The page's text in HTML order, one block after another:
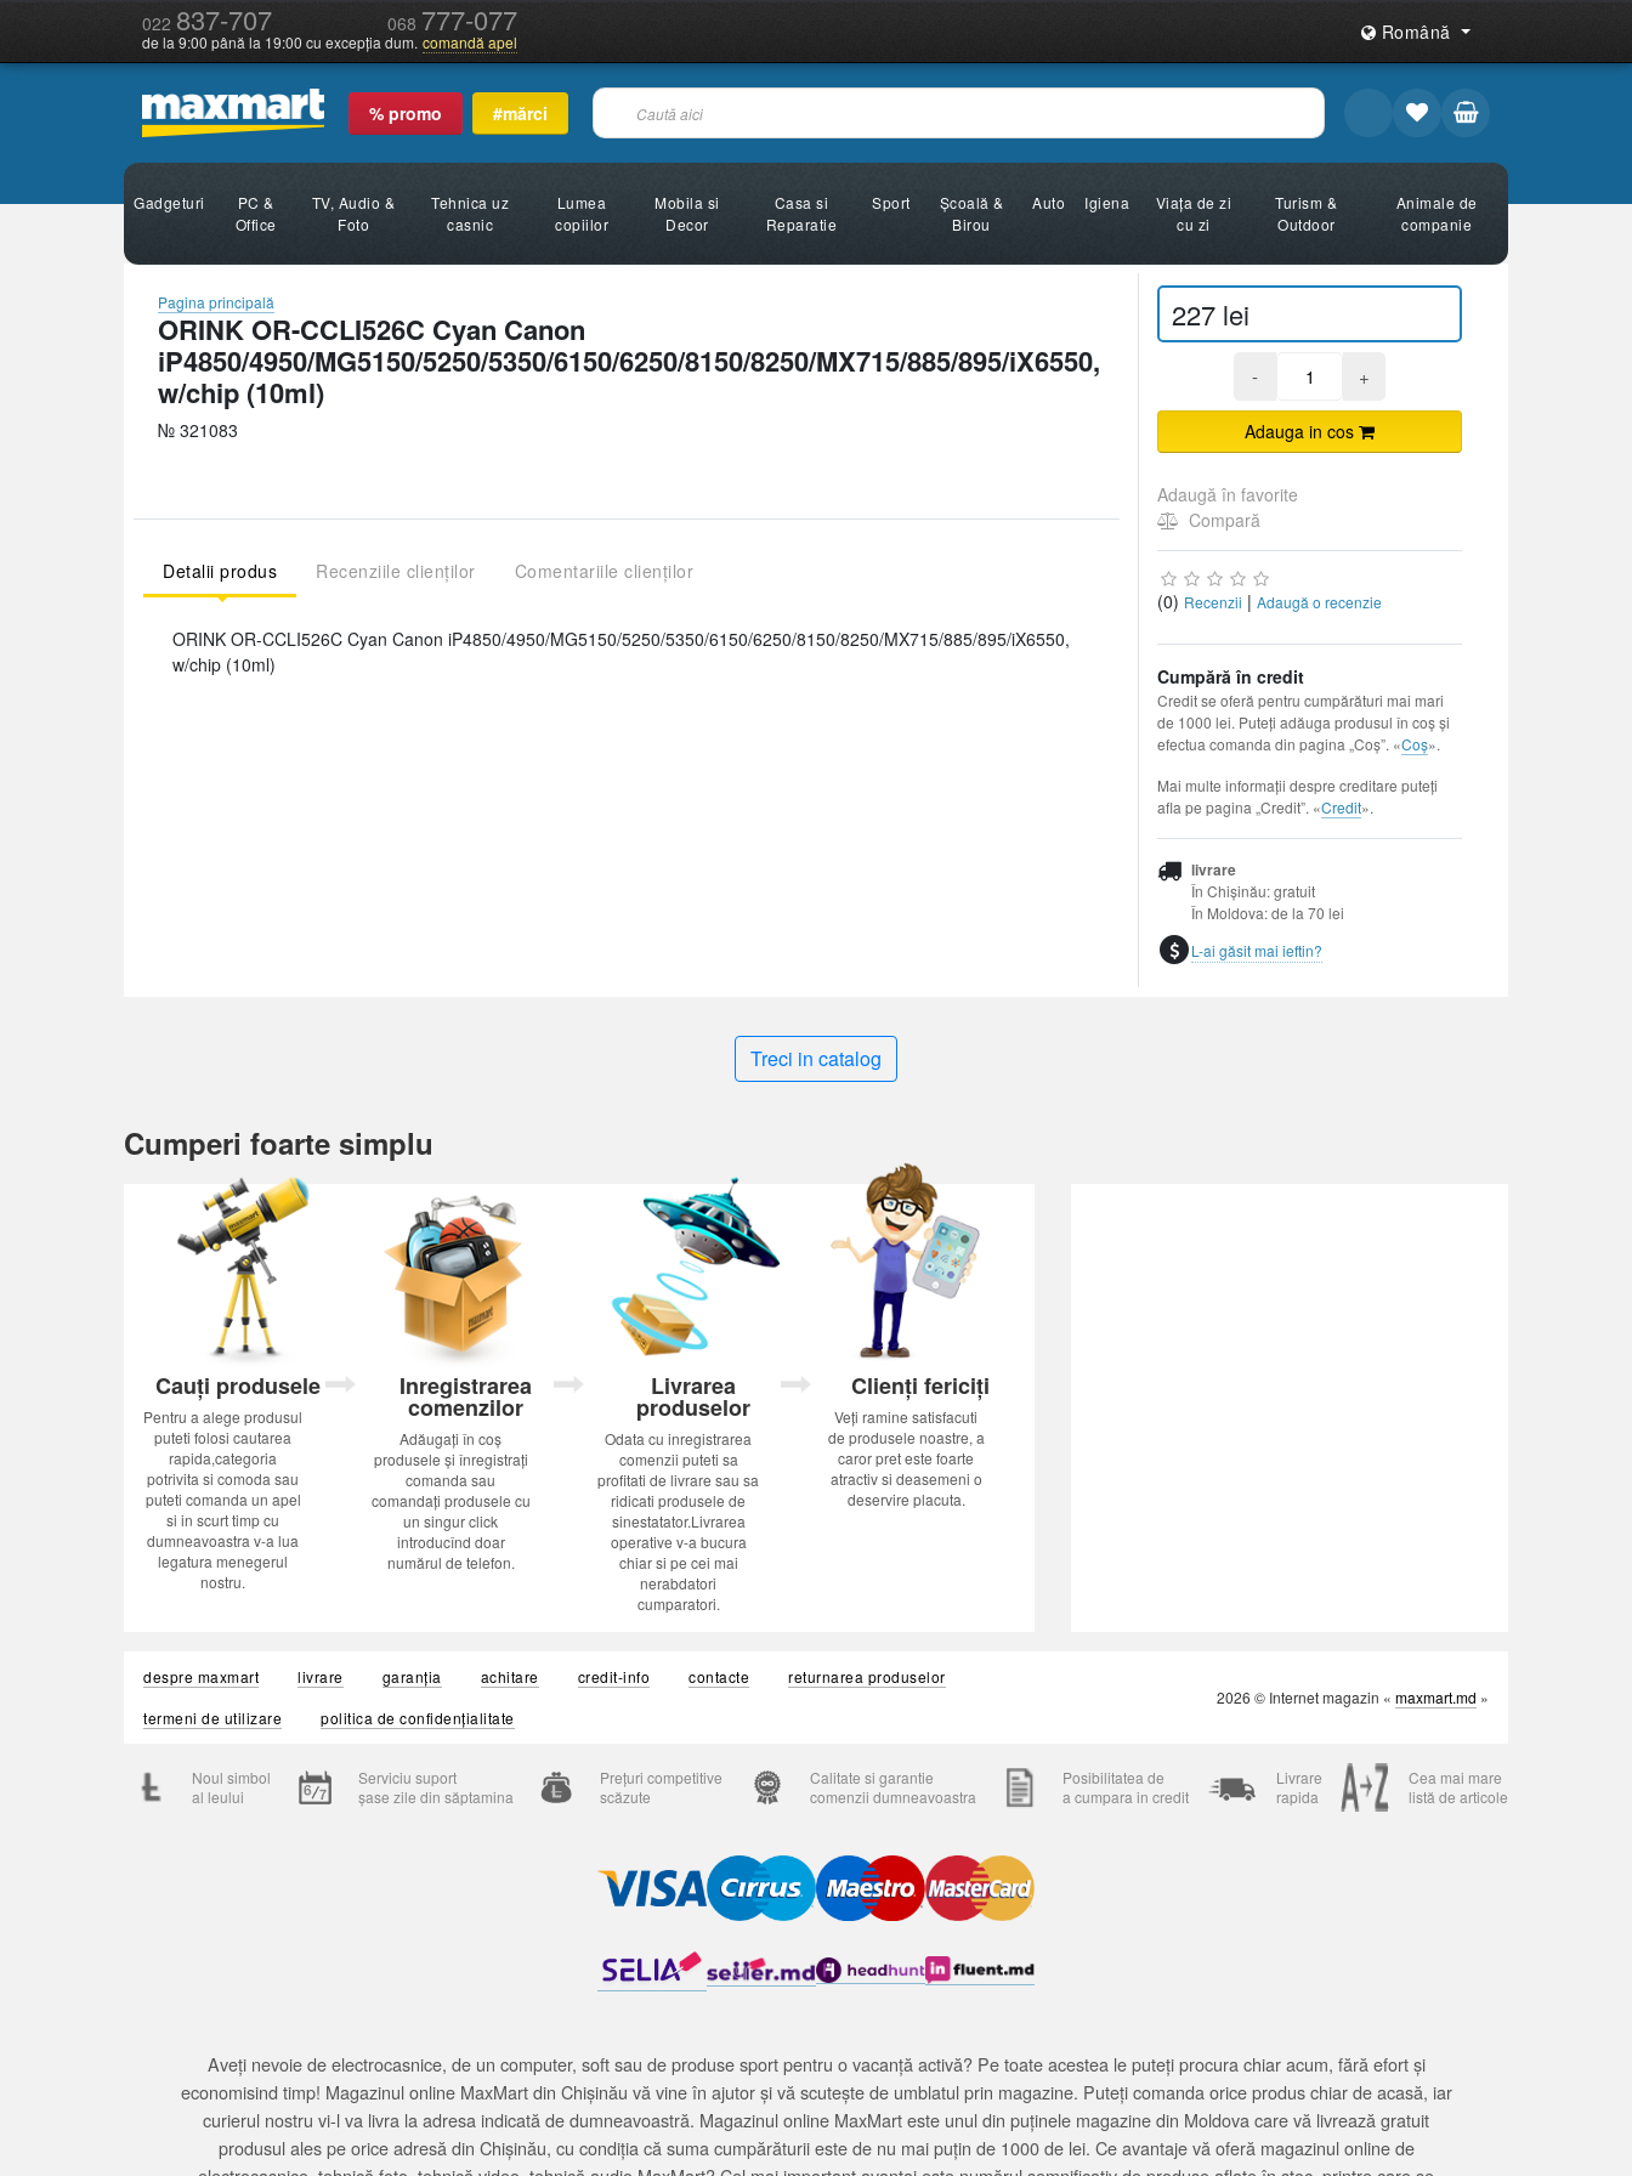
022 837-707 068 777-077
de la 9:00 până la 19:00 cu excepția dum. comandă apel Română
% promo #mărci
Gadgeturi
PC &
Office
TV, Audio &
Foto
Tehnica uz
casnic
Lumea
copiilor
Mobila si
Decor
Casa si
Reparatie
Sport
Şcoală &
Birou
Auto Igiena
Viața de zi
cu zi
Turism &
Outdoor
Animale de
companie
Pagina principală
ORINK OR-CCLI526C Cyan Canon
iP4850/4950/MG5150/5250/5350/6150/6250/8150/8250/MX715/885/895/iX6550,
w/chip (10ml)
№ 321083
Detalii produs Recenziile clienților Comentariile clienților
ORINK OR-CCLI526C Cyan Canon iP4850/4950/MG5150/5250/5350/6150/6250/8150/8250/MX715/885/895/iX6550,
w/chip (10ml)
227 lei
- +
Adauga in cos
Adaugă în favorite
Compară
(0) Recenzii | Adaugă o recenzie
Cumpără în credit
Credit se oferă pentru cumpărături mai mari
de 1000 lei. Puteți adăuga produsul în coș și
efectua comanda din pagina „Coș”. «Coș».
Mai multe informații despre creditare puteți
afla pe pagina „Credit”. «Credit».
livrare
În Chișinău: gratuit
În Moldova: de la 70 lei
L-ai găsit mai ieftin?
Treci in catalog
Cumperi foarte simplu
Cauți produsele
Pentru a alege produsul
puteti folosi cautarea
rapida,categoria
potrivita si comoda sau
puteti comanda un apel
si in scurt timp cu
dumneavoastra v-a lua
legatura menegerul
nostru.
Inregistrarea
comenzilor
Adăugați în coș
produsele și înregistrați
comanda sau
comandați produsele cu
un singur click
introducînd doar
numărul de telefon.
Livrarea
produselor
Odata cu inregistrarea
comenzii puteti sa
profitati de livrare sau sa
ridicati produsele de
sinestatator.Livrarea
operative v-a bucura
chiar si pe cei mai
nerabdatori
cumparatori.
Clienți fericiți
Veți ramine satisfacuti
de produsele noastre, a
caror pret este foarte
atractiv si deasemeni o
deservire placuta.
despre maxmart livrare garanția achitare credit-info contacte
returnarea produselor
termeni de utilizare
politica de confidențialitate
2026 © Internet magazin « maxmart.md »
Noul simbol
al leului
Serviciu suport
șase zile din săptamina
Prețuri competitive
scăzute
Calitate si garantie
comenzii dumneavoastra
Posibilitatea de
a cumpara in credit
Livrare
rapida
Cea mai mare
listă de articole
Aveți nevoie de electrocasnice, de un computer, soft sau de produse sport pentru o vacanță activă? Pe toate acestea le puteți procura chiar acum, fără efort și
economisind timp! Magazinul online MaxMart din Chișinău vă vine în ajutor și vă scutește de umblatul prin magazine. Puteți comanda orice produs chiar de acasă, iar
curierul nostru vi-l va livra la adresa indicată de dumneavoastră. Magazinul online MaxMart este unul din puținele magazine din Moldova care vă livrează gratuit
produsul ales pe orice adresă din Chișinău, cu condiția că suma cumpărăturii este de nu mai puțin de 1000 de lei. Ce avantaje vă oferă magazinul online de